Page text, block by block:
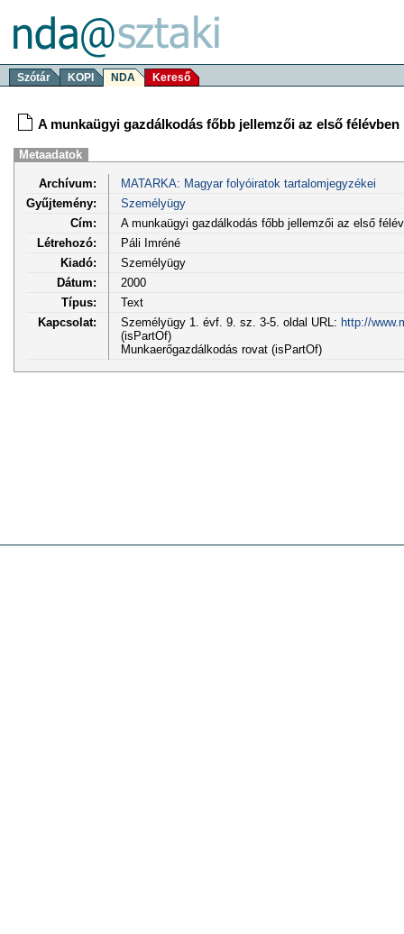
Szótár KOPI NDA Kereső
A munkaügyi gazdálkodás főbb jellemzői az első félévben
Metaadatok
Archívum:
MATARKA: Magyar folyóiratok tartalomjegyzékei
Gyűjtemény:
Személyügy
Cím:
A munkaügyi gazdálkodás főbb jellemzői az első
Létrehozó:
Páli Imréné
Kiadó:
Személyügy
Dátum:
2000
Típus:
Text
Kapcsolat:
Személyügy 1. évf. 9. sz. 3-5. oldal URL: http://
(isPartOf)
Munkaerőgazdálkodás rovat (isPartOf)